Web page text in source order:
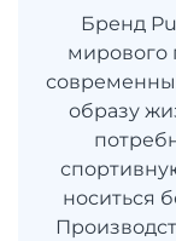
Бренд
мирового
образу
носиться